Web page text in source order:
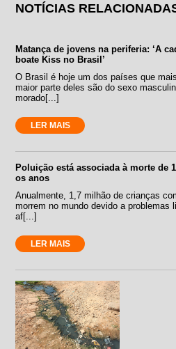
NOTÍCIAS
Matança de jovens na periferia: ‘A
boate Kiss no Brasil’
O Brasil é hoje um dos países que
maior parte deles são do sexo
morado[...]
LER MAIS
Poluição está associada à morte de
os anos
Anualmente, 1,7 milhão de crianças
morrem no mundo devido a problemas
af[...]
LER MAIS